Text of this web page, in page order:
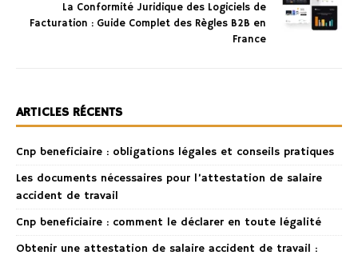
La Conformité Juridique des Logiciels de
Facturation : Guide Complet des Règles B2B en
France
ARTICLES RÉCENTS
Cnp beneficiaire : obligations légales et conseils pratiques
Les documents nécessaires pour l’attestation de salaire
accident de travail
Cnp beneficiaire : comment le déclarer en toute légalité
Obtenir une attestation de salaire accident de travail :